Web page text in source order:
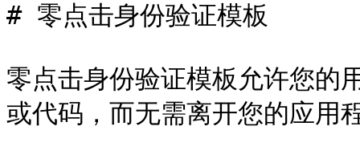
# 零点击身份验证模板
零点击身份验证模板允许您
或代码，而无需离开您的应用